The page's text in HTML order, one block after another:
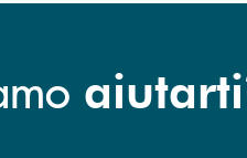
aiutarti